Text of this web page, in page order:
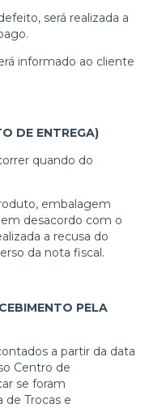
será realizada a
informado ao cliente
DE ENTREGA)
quando do
embalagem
desacordo com o
a recusa do
da nota fiscal.
PELA
a partir da data
Centro de
se foram
de Trocas e